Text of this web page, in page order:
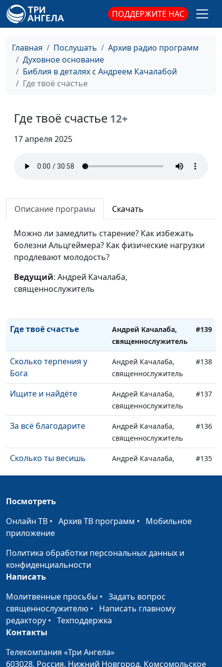
ПОДДЕРЖИТЕ НАС
Главная Послушать
Архив радио программ
Духовное основание
Библия в деталях с Андреем Качалабой
Где твоё счастье
Где твоё счастье 12+
17 апреля 2025
Описание програмы Скачать
Можно ли замедлить старение? Как избежать
болезни Альцгеймера? Как физические нагрузки
продлевают молодость?
Ведущий: Андрей Качалаба,
священнослужитель
Где твоя мама
Андрей Качалаба,
священнослужитель
священнослужитель
Тройственная природа
греха
Андрей Качалаба,
священнослужитель
Бог добрый злой
Гордость и
Андрей Качалаба,
#144
Чистое сердце
священнослужитель
Если любишь
Андрей Качалаба,
священнослужитель
Добрый Пастырь
священнослужитель
Не человеческая
Где твоё счастье
Андрей Качалаба,
священнослужитель
#139
Сколько терпения у
Бога
Андрей Качалаба,
священнослужитель
#138
Ищите и найдёте
Андрей Качалаба,
священнослужитель
#137
За всё благодарите
Андрей Качалаба,
священнослужитель
#136
Сколько ты весишь
Андрей Качалаба,
#135
С Новым годом!
Андрей Качалаба,
Самый умный
Андрей Качалаба,
священнослужитель
Чудеса: кричать или
действовать
Как снимается грех?
Андрей Качалаба,
священнослужитель
Посмотреть
Онлайн ТВ • Архив ТВ программ • Мобильное
приложение
Политика обработки персональных данных и
конфиденциальности
Написать
Молитвенные просьбы • Задать вопрос
священнослужителю • Написать главному
редактору • Техподдержка
Контакты
Телекомпания «Три Ангела»
603028, Россия, Нижний Новгород, Комсомольское